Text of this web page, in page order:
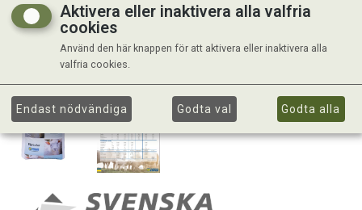
Aktivera eller inaktivera alla valfria
cookies
Använd den här knappen för att aktivera eller inaktivera alla
valfria cookies.
Endast nödvändiga Godta val Godta alla